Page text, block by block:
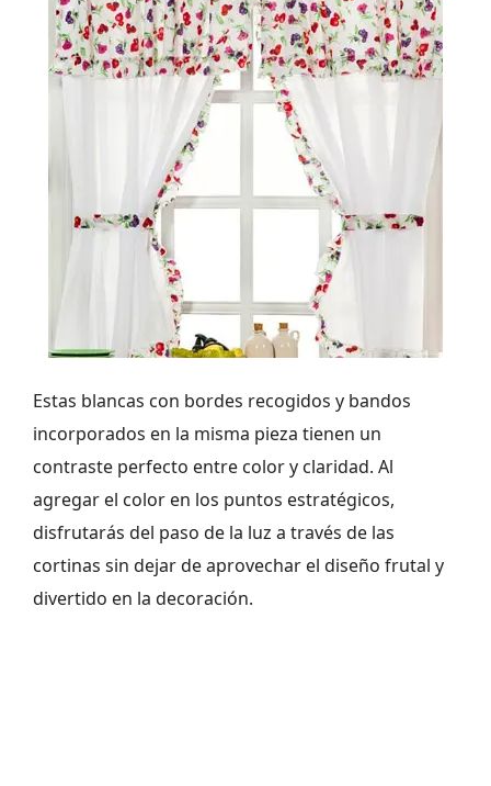
Estas blancas con bordes recogidos y bandos
incorporados en la misma pieza tienen un
contraste perfecto entre color y claridad. Al
agregar el color en los puntos estratégicos,
disfrutarás del paso de la luz a través de las
cortinas sin dejar de aprovechar el diseño frutal y
divertido en la decoración.